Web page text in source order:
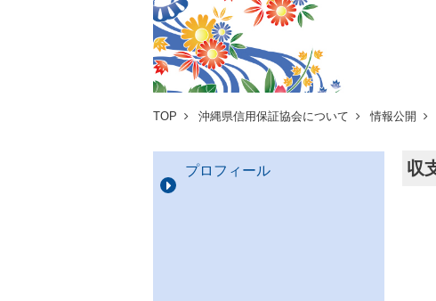
TOP 沖縄県信用保証協会について 情報公開
収
プロフィール